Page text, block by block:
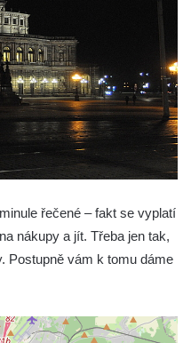
řečené – fakt se vyplatí
nákupy a jít. Třeba jen tak,
Postupně vám k tomu dáme